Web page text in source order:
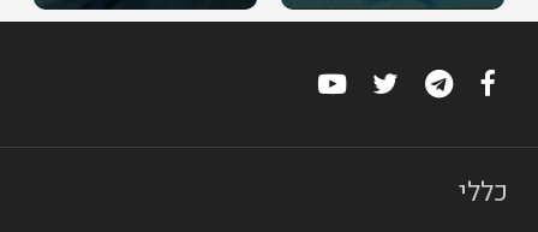
כללי